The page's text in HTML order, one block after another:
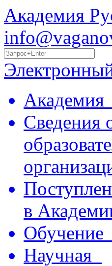
Академия
Академия
Сведения
в
Обучение
Научная